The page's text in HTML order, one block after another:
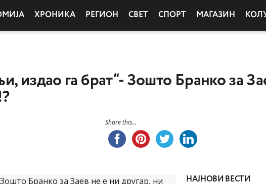
ХРОНИКА РЕГИОН СВЕТ СПОРТ МАГАЗИН
издао га брат“- Зошто Бранко за
Share this...
НАЈНОВИ ВЕСТИ